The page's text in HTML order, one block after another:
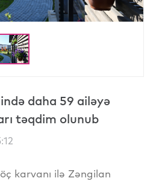
daha 59 ailəyə
təqdim olunub
karvanı ilə Zəngilan